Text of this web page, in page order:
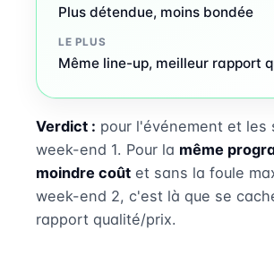
Plus détendue, moins bondée
LE PLUS
Même line-up, meilleur rapport
Verdict : pour l'événement et les
week-end 1. Pour la même
moindre coût et sans la foule
week-end 2, c'est là que se
rapport qualité/prix.